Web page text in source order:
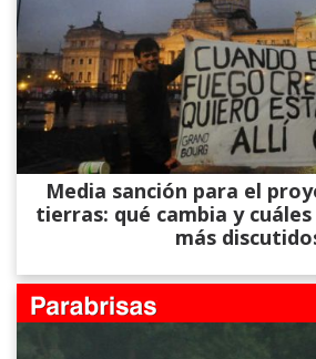
Media sanción para el
tierras: qué cambia y
más